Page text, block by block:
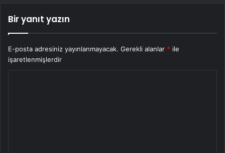
Bir yanıt yazın
E-posta adresiniz yayınlanmayacak. Gerekli alanlar * ile
işaretlenmişlerdir